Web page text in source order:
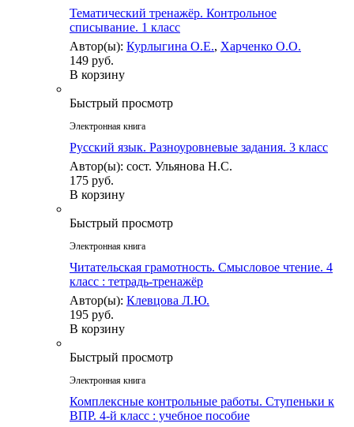
Тематический тренажёр. Контрольное
списывание. 1 класс
Автор(ы): Курлыгина О.Е., Харченко О.О.
149 руб.
В корзину
Быстрый просмотр
Электронная книга
Русский язык. Разноуровневые задания. 3 класс
Автор(ы): сост. Ульянова Н.С.
175 руб.
В корзину
Быстрый просмотр
Электронная книга
Читательская грамотность. Смысловое чтение. 4
класс : тетрадь-тренажёр
Автор(ы): Клевцова Л.Ю.
195 руб.
В корзину
Быстрый просмотр
Электронная книга
Комплексные контрольные работы. Ступеньки к
ВПР. 4-й класс : учебное пособие